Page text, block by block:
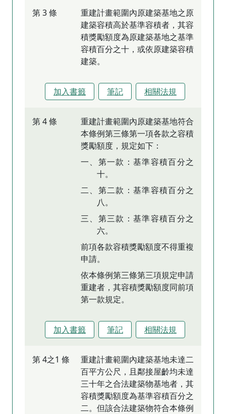
第 3 條
重建計畫範圍內原建築基地之原
建築容積高於基準容積者，其容
積獎勵額度為原建築基地之基準
容積百分之十，或依原建築容積
建築。
加入書籤 筆記 相關法規
第 4 條
重建計畫範圍內原建築基地符合
本條例第三條第一項各款之容積
獎勵額度，規定如下：
一、第一款：基準容積百分之
十。
二、第二款：基準容積百分之
八。
三、第三款：基準容積百分之
六。
前項各款容積獎勵額度不得重複
申請。
依本條例第三條第三項規定申請
重建者，其容積獎勵額度同前項
第一款規定。
加入書籤 筆記 相關法規
第 4之1 條
重建計畫範圍內建築基地未達二
百平方公尺，且鄰接屋齡均未達
三十年之合法建築物基地者，其
容積獎勵額度為基準容積百分之
二。但該合法建築物符合本條例